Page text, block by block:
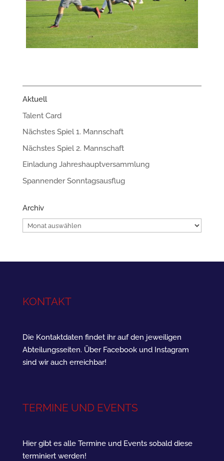
Aktuell
Talent Card
Nächstes Spiel 1. Mannschaft
Nächstes Spiel 2. Mannschaft
Einladung Jahreshauptversammlung
Spannender Sonntagsausflug
Archiv
Archiv
KONTAKT
Die Kontaktdaten findet ihr auf den jeweiligen
Abteilungsseiten. Über Facebook und Instagram
sind wir auch erreichbar!
TERMINE UND EVENTS
Hier gibt es alle Termine und Events sobald diese
terminiert werden!